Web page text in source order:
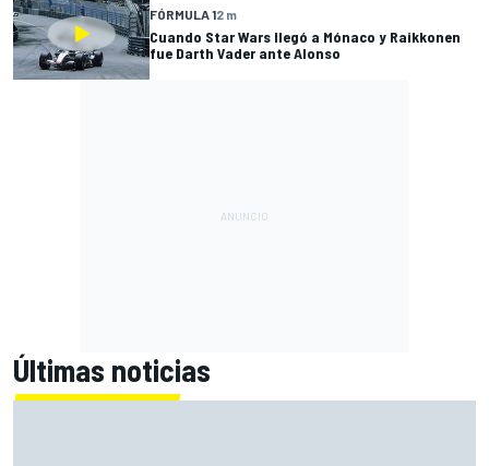
FÓRMULA 12 m
Cuando Star Wars llegó a Mónaco y Raikkonen
fue Darth Vader ante Alonso
Últimas noticias